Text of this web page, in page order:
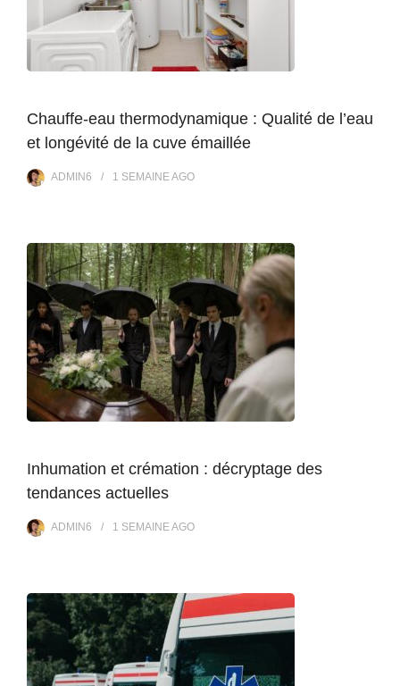
Chauffe-eau thermodynamique : Qualité de l’eau
et longévité de la cuve émaillée
ADMIN6 1 SEMAINE AGO
Inhumation et crémation : décryptage des
tendances actuelles
ADMIN6 1 SEMAINE AGO